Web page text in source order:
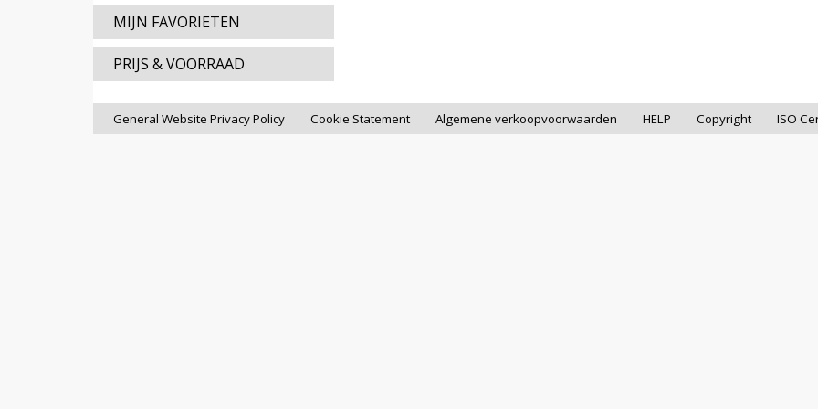
MIJN FAVORIETEN
PRIJS & VOORRAAD
General Website Privacy Policy Cookie Statement Algemene verkoopvoorwaarden HELP Copyright ISO